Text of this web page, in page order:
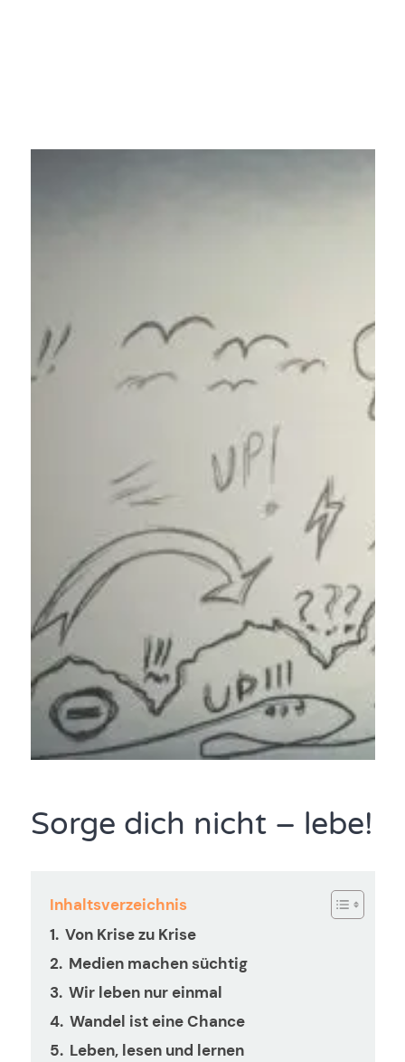
Sorge dich nicht – lebe!
Inhaltsverzeichnis
Von Krise zu Krise
Medien machen süchtig
Wir leben nur einmal
Wandel ist eine Chance
Leben, lesen und lernen